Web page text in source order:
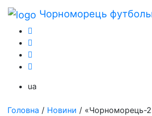
Чорноморець
ua
Головна / Новини / «Чорноморець-